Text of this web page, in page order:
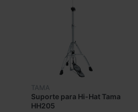
TAMA
Suporte para Hi-Hat Tama
HH205